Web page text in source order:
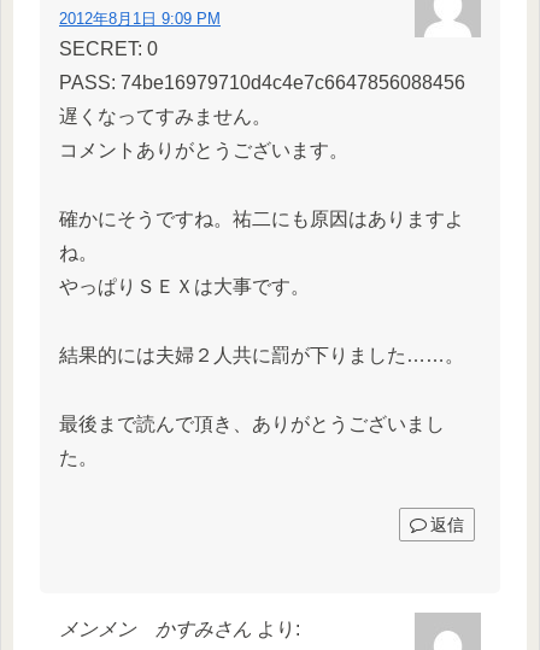
2012年8月1日 9:09 PM
SECRET: 0
PASS: 74be16979710d4c4e7c6647856088456
遅くなってすみません。
コメントありがとうございます。
確かにそうですね。祐二にも原因はありますよ
ね。
やっぱりＳＥＸは大事です。
結果的には夫婦２人共に罰が下りました……。
最後まで読んで頂き、ありがとうございまし
た。
返信
メンメン かすみさん より: